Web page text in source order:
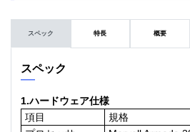
スペック 特長 概要
スペック
1.ハードウェア仕様
項目
規格